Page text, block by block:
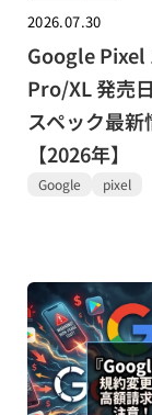
2026.07.30
Google Pixel
Pro/XL 発売
スペック最新
【2026年】
Google pixel